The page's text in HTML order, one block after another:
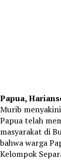
Papua,
Murib
Papua telah
masyarakat di
bahwa warga
Kelompok